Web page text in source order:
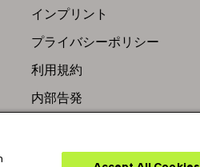
インプリント
プライバシーポリシー
利用規約
内部告発